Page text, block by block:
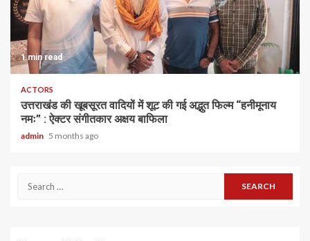
1 min read
ACTORS
उत्तराखंड की खूबसूरत वादियों में शूट की गई अद्भुत फिल्म “हनीमूनाय
नमः” : ऐक्टर संगीतकार अक्षय बाफिला
admin 5 months ago
Search